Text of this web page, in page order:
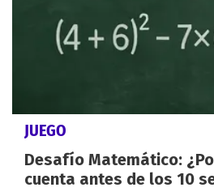
JUEGO
Desafío Matemático:
cuenta antes de los 10